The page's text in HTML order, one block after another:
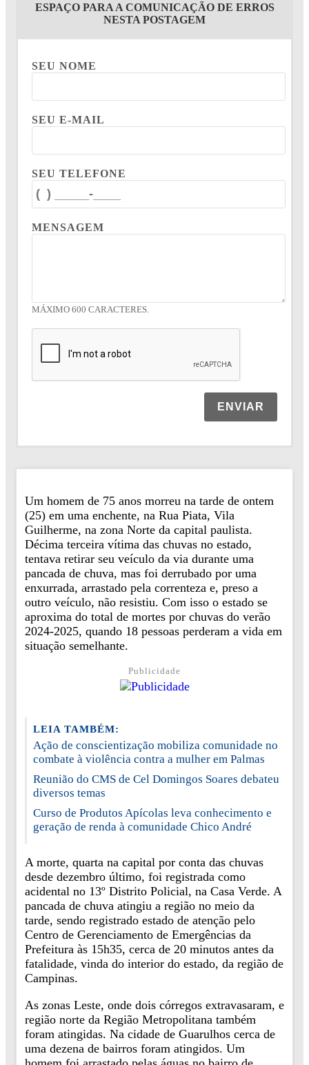
ESPAÇO PARA A COMUNICAÇÃO DE ERROS
NESTA POSTAGEM
SEU NOME
SEU E-MAIL
SEU TELEFONE
MENSAGEM
MÁXIMO 600 CARACTERES.
ENVIAR
Um homem de 75 anos morreu na tarde de ontem
(25) em uma enchente, na Rua Piata, Vila
Guilherme, na zona Norte da capital paulista.
Décima terceira vítima das chuvas no estado,
tentava retirar seu veículo da via durante uma
pancada de chuva, mas foi derrubado por uma
enxurrada, arrastado pela correnteza e, preso a
outro veículo, não resistiu. Com isso o estado se
aproxima do total de mortes por chuvas do verão
2024-2025, quando 18 pessoas perderam a vida em
situação semelhante.
Publicidade
LEIA TAMBÉM:
Ação de conscientização mobiliza comunidade no
combate à violência contra a mulher em Palmas
Reunião do CMS de Cel Domingos Soares debateu
diversos temas
Curso de Produtos Apícolas leva conhecimento e
geração de renda à comunidade Chico André
A morte, quarta na capital por conta das chuvas
desde dezembro último, foi registrada como
acidental no 13º Distrito Policial, na Casa Verde. A
pancada de chuva atingiu a região no meio da
tarde, sendo registrado estado de atenção pelo
Centro de Gerenciamento de Emergências da
Prefeitura às 15h35, cerca de 20 minutos antes da
fatalidade, vinda do interior do estado, da região de
Campinas.
As zonas Leste, onde dois córregos extravasaram, e
região norte da Região Metropolitana também
foram atingidas. Na cidade de Guarulhos cerca de
uma dezena de bairros foram atingidos. Um